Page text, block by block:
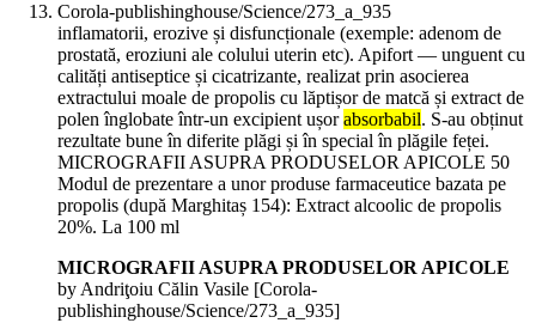
Corola-publishinghouse/Science/273_a_935
inflamatorii, erozive și disfuncționale (exemple: adenom de
prostată, eroziuni ale colului uterin etc). Apifort — unguent cu
calități antiseptice și cicatrizante, realizat prin asocierea
extractului moale de propolis cu lăptișor de matcă și extract de
polen înglobate într-un excipient ușorabsorbabil. S-au obținut
rezultate bune în diferite plăgi și în special în plăgile feței.
MICROGRAFII ASUPRA PRODUSELOR APICOLE 50
Modul de prezentare a unor produse farmaceutice bazata pe
propolis (după Marghitaș 154): Extract alcoolic de propolis
20%. La 100 ml
MICROGRAFII ASUPRA PRODUSELOR APICOLE
by Andriţoiu Călin Vasile [Corola-
publishinghouse/Science/273_a_935]